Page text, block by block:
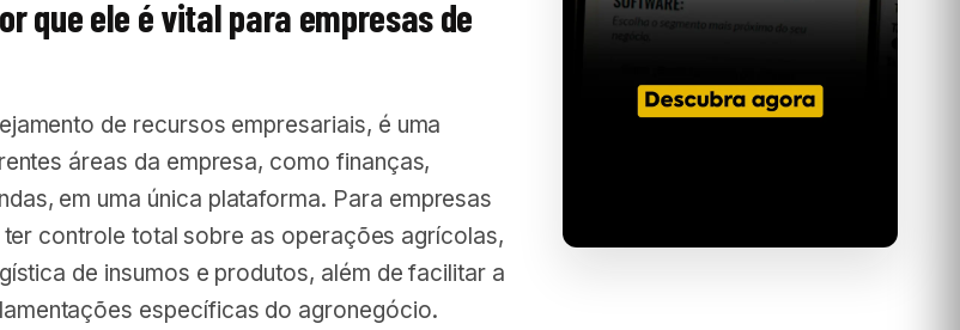
que ele é vital para empresas de
de recursos empresariais, é uma
áreas da empresa, como finanças,
em uma única plataforma. Para empresas
controle total sobre as operações agrícolas,
de insumos e produtos, além de facilitar a
específicas do agronegócio.